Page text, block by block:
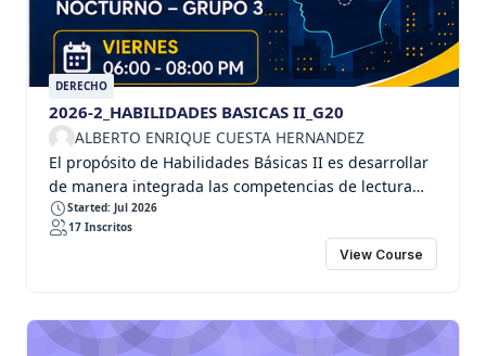
DERECHO
2026-2_HABILIDADES BASICAS II_G20
ALBERTO ENRIQUE CUESTA HERNANDEZ
El propósito de Habilidades Básicas II es desarrollar
de manera integrada las competencias de lectura
crítica, escritura académica, escritura jurídica,
investigación, argumentación y oralidad mediante el
estudio, análisis y elaboración de las principales
formación de abogados capaces de interpretar
Started: Jul 2026
17 Inscritos
View Course